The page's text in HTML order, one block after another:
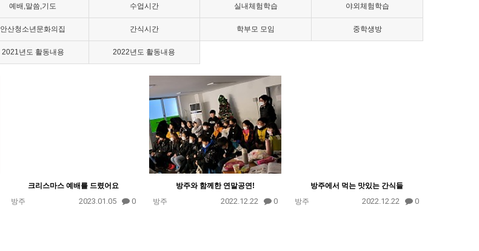
예배,말씀,기도 수업시간 실내체험학습 야외체험학습
안산청소년문화의집 간식시간 학부모 모임 중학생방
2021년도 활동내용 2022년도 활동내용
크리스마스 예배를 드렸어요
방주
2023.01.05 0
방주와 함께한 연말공연!
방주
2022.12.22 0
방주에서 먹는 맛있는 간식들
방주
2022.12.22 0